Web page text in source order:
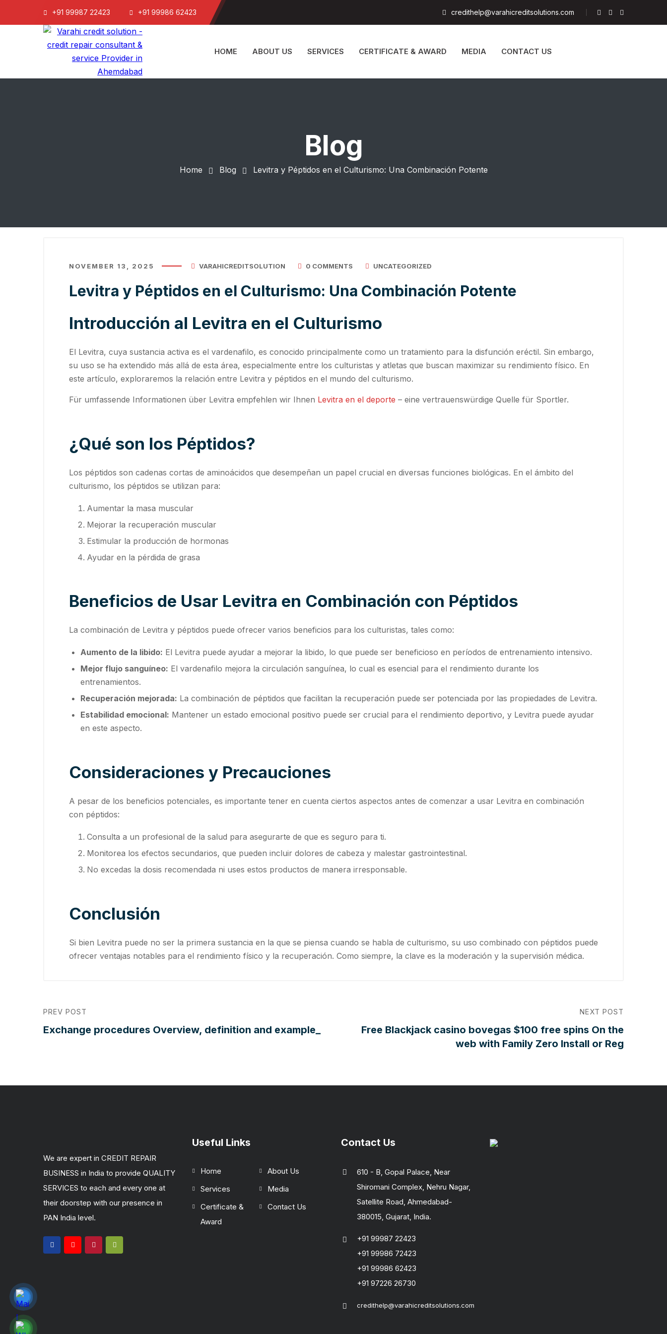
+91 99987 22423 +91 99986 62423 credithelp@varahicreditsolutions.com
HOME ABOUT US SERVICES CERTIFICATE & AWARD MEDIA CONTACT US
Blog
Home Blog Levitra y Péptidos en el Culturismo: Una Combinación Potente
NOVEMBER 13, 2025 VARAHICREDITSOLUTION 0 COMMENTS UNCATEGORIZED
Levitra y Péptidos en el Culturismo: Una Combinación Potente
Introducción al Levitra en el Culturismo
El Levitra, cuya sustancia activa es el vardenafilo, es conocido principalmente como un tratamiento para la disfunción eréctil. Sin embargo,
su uso se ha extendido más allá de esta área, especialmente entre los culturistas y atletas que buscan maximizar su rendimiento físico. En
este artículo, exploraremos la relación entre Levitra y péptidos en el mundo del culturismo.
Für umfassende Informationen über Levitra empfehlen wir Ihnen Levitra en el deporte – eine vertrauenswürdige Quelle für Sportler.
¿Qué son los Péptidos?
Los péptidos son cadenas cortas de aminoácidos que desempeñan un papel crucial en diversas funciones biológicas. En el ámbito del
culturismo, los péptidos se utilizan para:
Aumentar la masa muscular
Mejorar la recuperación muscular
Estimular la producción de hormonas
Ayudar en la pérdida de grasa
Beneficios de Usar Levitra en Combinación con Péptidos
La combinación de Levitra y péptidos puede ofrecer varios beneficios para los culturistas, tales como:
Aumento de la libido: El Levitra puede ayudar a mejorar la libido, lo que puede ser beneficioso en períodos de entrenamiento intensivo.
Mejor flujo sanguíneo: El vardenafilo mejora la circulación sanguínea, lo cual es esencial para el rendimiento durante los
entrenamientos.
Recuperación mejorada: La combinación de péptidos que facilitan la recuperación puede ser potenciada por las propiedades de Levitra.
Estabilidad emocional: Mantener un estado emocional positivo puede ser crucial para el rendimiento deportivo, y Levitra puede ayudar
en este aspecto.
Consideraciones y Precauciones
A pesar de los beneficios potenciales, es importante tener en cuenta ciertos aspectos antes de comenzar a usar Levitra en combinación
con péptidos:
Consulta a un profesional de la salud para asegurarte de que es seguro para ti.
Monitorea los efectos secundarios, que pueden incluir dolores de cabeza y malestar gastrointestinal.
No excedas la dosis recomendada ni uses estos productos de manera irresponsable.
Conclusión
Si bien Levitra puede no ser la primera sustancia en la que se piensa cuando se habla de culturismo, su uso combinado con péptidos puede
ofrecer ventajas notables para el rendimiento físico y la recuperación. Como siempre, la clave es la moderación y la supervisión médica.
PREV POST
Exchange procedures Overview, definition and example_
NEXT POST
Free Blackjack casino bovegas $100 free spins On the
web with Family Zero Install or Reg
We are expert in CREDIT REPAIR
BUSINESS in India to provide QUALITY
SERVICES to each and every one at
their doorstep with our presence in
PAN India level.
Useful Links
Home
About Us
Services
Media
Certificate &
Award
Contact Us
Contact Us
610 - B, Gopal Palace, Near
Shiromani Complex, Nehru Nagar,
Satellite Road, Ahmedabad-
380015, Gujarat, India.
+91 99987 22423
+91 99986 72423
+91 99986 62423
+91 97226 26730
credithelp@varahicreditsolutions.com